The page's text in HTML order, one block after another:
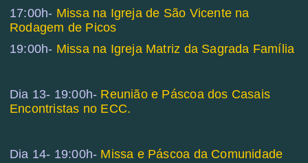
17:00h- Missa na Igreja de São Vicente na
Rodagem de Picos
19:00h- Missa na Igreja Matriz da Sagrada Família
Dia 13- 19:00h- Reunião e Páscoa dos Casais
Encontristas no ECC.
Dia 14- 19:00h- Missa e Páscoa da Comunidade